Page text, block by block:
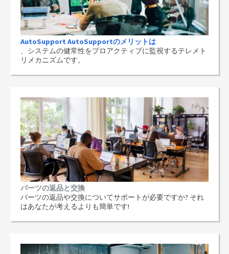
AutoSupport AutoSupportのメリットは
、システムの健常性をプロアクティブに監視するテレメト
リメカニズムです。
パーツの返品と交換
パーツの返品や交換についてサポートが必要ですか? それ
はあなたが考えるよりも簡単です!